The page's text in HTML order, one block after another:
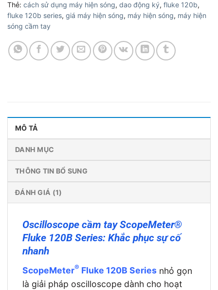
Thẻ: cách sử dụng máy hiện sóng, dao động ký, fluke 120b,
fluke 120b series, giá máy hiện sóng, máy hiện sóng, máy hiện
sóng cầm tay
MÔ TẢ
DANH MỤC
THÔNG TIN BỔ SUNG
ĐÁNH GIÁ (1)
Oscilloscope cầm tay ScopeMeter®
Fluke 120B Series: Khắc phục sự cố
nhanh
ScopeMeter® Fluke 120B Series nhỏ gọn
là giải pháp oscilloscope dành cho hoạt